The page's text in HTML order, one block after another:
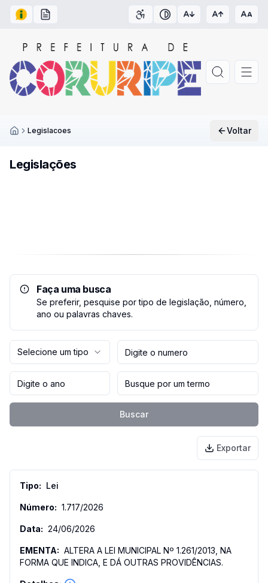
Acesso à Informação
Carta de Serviços Acessibilidade
Contraste
Legislacoes Voltar
Legislações
Faça uma busca
Se preferir, pesquise por tipo de legislação, número,
ano ou palavras chaves.
Selecione um tipo
Buscar
Exportar
Lei
1.717/2026
24/06/2026
ALTERA A LEI MUNICIPAL Nº 1.261/2013, NA
FORMA QUE INDICA, E DÁ OUTRAS PROVIDÊNCIAS.